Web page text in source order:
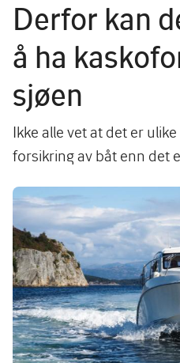
Image
Derfor kan
å ha
sjøen
Ikke alle vet at det er
forsikring av båt enn det